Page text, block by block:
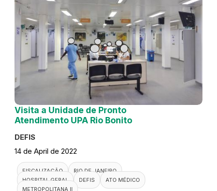
Visita a Unidade de Pronto
Atendimento UPA Rio Bonito
DEFIS
14 de April de 2022
FISCALIZAÇÃO
RIO DE JANEIRO
HOSPITAL GERAL
DEFIS
ATO MÉDICO
METROPOLITANA II